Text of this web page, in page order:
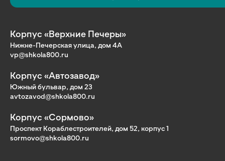
Корпус «Верхние Печеры»
Нижне-Печерская улица, дом 4А
vp@shkola800.ru
Корпус «Автозавод»
Южный бульвар, дом 23
avtozavod@shkola800.ru
Корпус «Сормово»
Проспект Кораблестроителей, дом 52, корпус 1
sormovo@shkola800.ru